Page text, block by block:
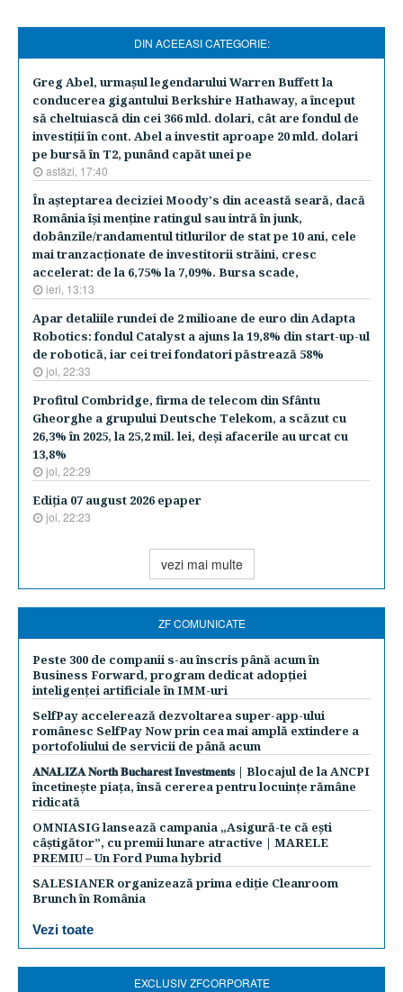
DIN ACEEASI CATEGORIE:
Greg Abel, urmaşul legendarului Warren Buffett la
conducerea gigantului Berkshire Hathaway, a început
să cheltuiască din cei 366 mld. dolari, cât are fondul de
investiţii în cont. Abel a investit aproape 20 mld. dolari
pe bursă în T2, punând capăt unei pe
astăzi, 17:40
În aşteptarea deciziei Moody's din această seară, dacă
România îşi menţine ratingul sau intră în junk,
dobânzile/randamentul titlurilor de stat pe 10 ani, cele
mai tranzacţionate de investitorii străini, cresc
accelerat: de la 6,75% la 7,09%. Bursa scade,
ieri, 13:13
Apar detaliile rundei de 2 milioane de euro din Adapta
Robotics: fondul Catalyst a ajuns la 19,8% din start-up-ul
de robotică, iar cei trei fondatori păstrează 58%
joi, 22:33
Profitul Combridge, firma de telecom din Sfântu
Gheorghe a grupului Deutsche Telekom, a scăzut cu
26,3% în 2025, la 25,2 mil. lei, deşi afacerile au urcat cu
13,8%
joi, 22:29
Ediţia 07 august 2026 epaper
joi, 22:23
vezi mai multe
ZF COMUNICATE
Peste 300 de companii s-au înscris până acum în
Business Forward, program dedicat adopției
inteligenței artificiale în IMM-uri
SelfPay accelerează dezvoltarea super-app-ului
românesc SelfPay Now prin cea mai amplă extindere a
portofoliului de servicii de până acum
𝐀𝐍𝐀𝐋𝐈𝐙𝐀 𝐍𝐨𝐫𝐭𝐡 𝐁𝐮𝐜𝐡𝐚𝐫𝐞𝐬𝐭 𝐈𝐧𝐯𝐞𝐬𝐭𝐦𝐞𝐧𝐭𝐬 | Blocajul de la ANCPI
încetinește piața, însă cererea pentru locuințe rămâne
ridicată
OMNIASIG lansează campania „Asigură-te că ești
câștigător”, cu premii lunare atractive | MARELE
PREMIU – Un Ford Puma hybrid
SALESIANER organizează prima ediție Cleanroom
Brunch în România
Vezi toate
EXCLUSIV ZFCORPORATE